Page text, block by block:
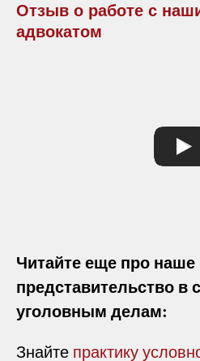
Отзыв о работе с
адвокатом
Читайте еще про наше
представительство в
уголовным делам:
Знайте практику